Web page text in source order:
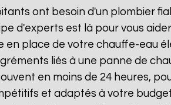
ont besoin d'un plombier
d'experts est là pour vous
en place de votre chauffe-eau
liés à une panne de
en moins de 24 heures,
et adaptés à votre